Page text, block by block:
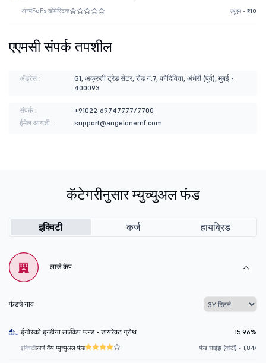
अन्यFoFs डोमेस्टिक एयूएम - ₹10
एएमसी संपर्क तपशील
ॲड्रेस :
G1, अक्रुती ट्रेड सेंटर, रोड नं.7, कोंदिविता, अंधेरी (पूर्व), मुंबई -
400093
संपर्क :
+91022-69747777/7700
ईमेल आयडी :
support@angelonemf.com
कॅटेगरीनुसार म्युच्युअल फंड
इक्विटी कर्ज हायब्रिड
लार्ज कॅप
फंडचे नाव
ईन्वेस्को इन्डीया लर्जकेप फन्ड - डायरेक्ट ग्रोथ 15.96%
इक्विटीलार्ज कॅप म्युच्युअल फंड फंड साईझ (कोटी) - 1,847